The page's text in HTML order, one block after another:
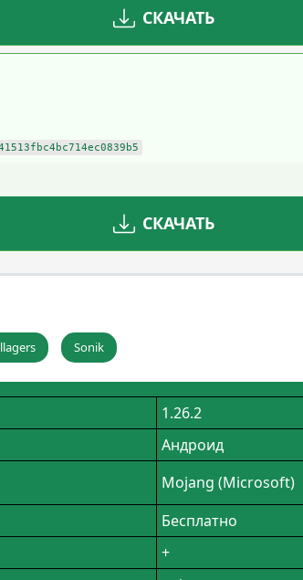
СКАЧАТЬ
СКАЧАТЬ
Sonik
1.26.2
Андроид
Mojang (Microsoft)
Бесплатно
+